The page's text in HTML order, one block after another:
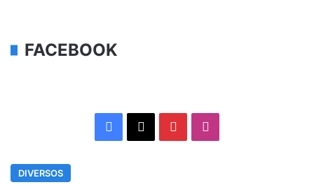
FACEBOOK
Facebook
X Pinterest
DIVERSOS